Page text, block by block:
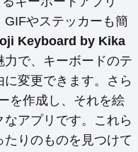
やステッカーも簡
Keyboard by Kika
で、キーボードのテ
変更できます。さら
を作成し、それを絵
アプリです。これら
りのものを見つけて